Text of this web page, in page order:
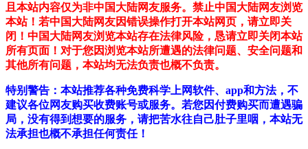
且本站内容仅为非中国大陆网友服务。禁止中国大陆网友浏览
本站！若中国大陆网友因错误操作打开本站网页，请立即关
闭！中国大陆网友浏览本站存在法律风险，恳请立即关闭本站
所有页面！对于您因浏览本站所遭遇的法律问题、安全问题和
其他所有问题，本站均无法负责也概不负责。
特别警告：本站推荐各种免费科学上网软件、app和方法，不
建议各位网友购买收费账号或服务。若您因付费购买而遭遇骗
局，没有得到想要的服务，请把苦水往自己肚子里咽，本站无
法承担也概不承担任何责任！